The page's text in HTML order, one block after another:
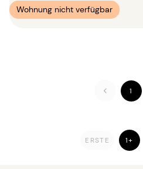
Wohnung nicht verfügbar
1
ERSTE 1+